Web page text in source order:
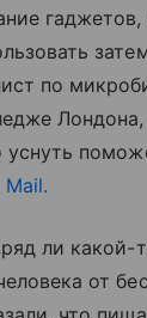
гаджетов,
по
уснуть
Mail.
ли какой-
от